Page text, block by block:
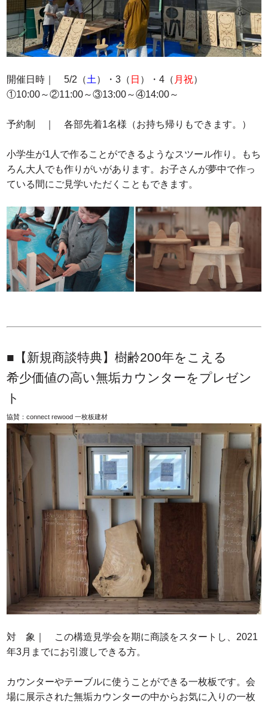
開催日時｜ 5/2（土 ）・3（ 日 ）・4（ 月祝）
①10:00～②11:00～③13:00～④14:00～
予約制 ｜ 各部先着1名様（お持ち帰りもできます。）
小学生が1人で作ることができるようなスツール作り。もち
ろん大人でも作りがいがあります。お子さんが夢中で作っ
ている間にご見学いただくこともできます。
■【新規商談特典】樹齢200年をこえる
希少価値の高い無垢カウンターをプレゼン
ト
協賛：connect rewood 一枚板建材
対 象｜ この構造見学会を期に商談をスタートし、2021
年3月までにお引渡しできる方。
カウンターやテーブルに使うことができる一枚板です。会
場に展示された無垢カウンターの中からお気に入りの一枚